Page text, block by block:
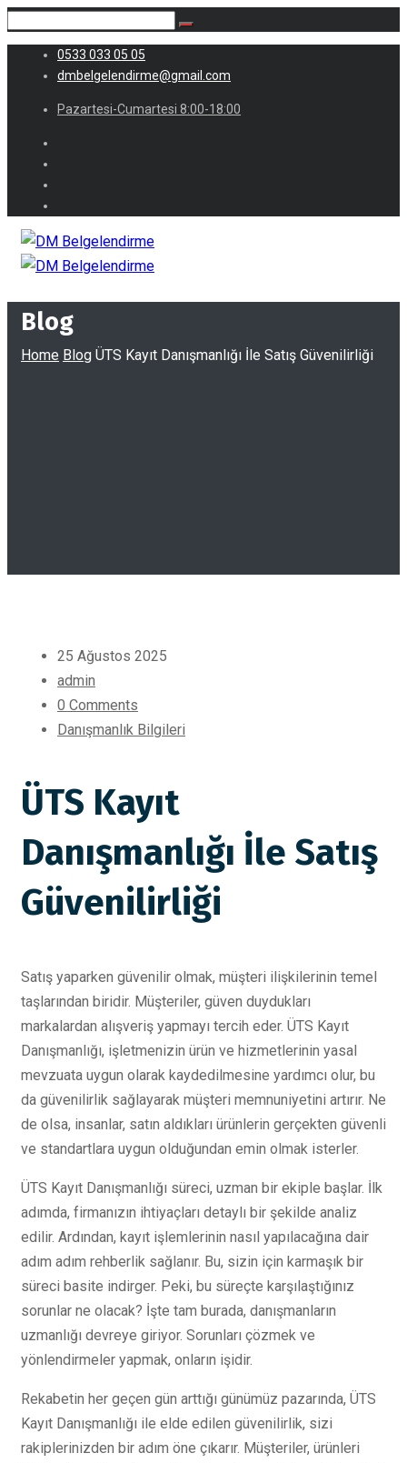
0533 033 05 05
dmbelgelendirme@gmail.com
Pazartesi-Cumartesi 8:00-18:00
Blog
Home Blog ÜTS Kayıt Danışmanlığı İle Satış Güvenilirliği
25 Ağustos 2025
admin
0 Comments
Danışmanlık Bilgileri
ÜTS Kayıt
Danışmanlığı İle Satış
Güvenilirliği
Satış yaparken güvenilir olmak, müşteri ilişkilerinin temel
taşlarından biridir. Müşteriler, güven duydukları
markalardan alışveriş yapmayı tercih eder. ÜTS Kayıt
Danışmanlığı, işletmenizin ürün ve hizmetlerinin yasal
mevzuata uygun olarak kaydedilmesine yardımcı olur, bu
da güvenilirlik sağlayarak müşteri memnuniyetini artırır. Ne
de olsa, insanlar, satın aldıkları ürünlerin gerçekten güvenli
ve standartlara uygun olduğundan emin olmak isterler.
ÜTS Kayıt Danışmanlığı süreci, uzman bir ekiple başlar. İlk
adımda, firmanızın ihtiyaçları detaylı bir şekilde analiz
edilir. Ardından, kayıt işlemlerinin nasıl yapılacağına dair
adım adım rehberlik sağlanır. Bu, sizin için karmaşık bir
süreci basite indirger. Peki, bu süreçte karşılaştığınız
sorunlar ne olacak? İşte tam burada, danışmanların
uzmanlığı devreye giriyor. Sorunları çözmek ve
yönlendirmeler yapmak, onların işidir.
Rekabetin her geçen gün arttığı günümüz pazarında, ÜTS
Kayıt Danışmanlığı ile elde edilen güvenilirlik, sizi
rakiplerinizden bir adım öne çıkarır. Müşteriler, ürünleri